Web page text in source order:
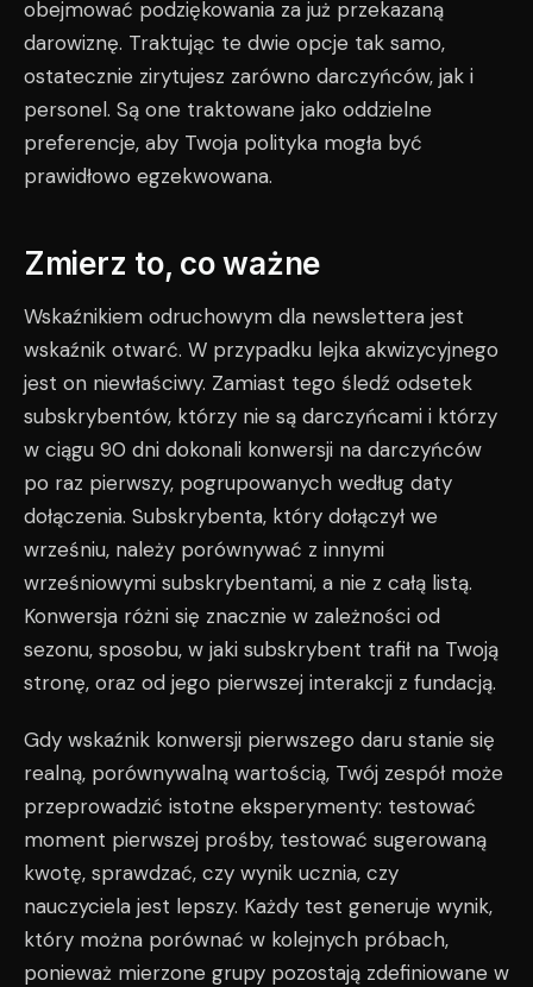
obejmować podziękowania za już przekazaną
darowiznę. Traktując te dwie opcje tak samo,
ostatecznie zirytujesz zarówno darczyńców, jak i
personel. Są one traktowane jako oddzielne
preferencje, aby Twoja polityka mogła być
prawidłowo egzekwowana.
Zmierz to, co ważne
Wskaźnikiem odruchowym dla newslettera jest
wskaźnik otwarć. W przypadku lejka akwizycyjnego
jest on niewłaściwy. Zamiast tego śledź odsetek
subskrybentów, którzy nie są darczyńcami i którzy
w ciągu 90 dni dokonali konwersji na darczyńców
po raz pierwszy, pogrupowanych według daty
dołączenia. Subskrybenta, który dołączył we
wrześniu, należy porównywać z innymi
wrześniowymi subskrybentami, a nie z całą listą.
Konwersja różni się znacznie w zależności od
sezonu, sposobu, w jaki subskrybent trafił na Twoją
stronę, oraz od jego pierwszej interakcji z fundacją.
Gdy wskaźnik konwersji pierwszego daru stanie się
realną, porównywalną wartością, Twój zespół może
przeprowadzić istotne eksperymenty: testować
moment pierwszej prośby, testować sugerowaną
kwotę, sprawdzać, czy wynik ucznia, czy
nauczyciela jest lepszy. Każdy test generuje wynik,
który można porównać w kolejnych próbach,
ponieważ mierzone grupy pozostają zdefiniowane w